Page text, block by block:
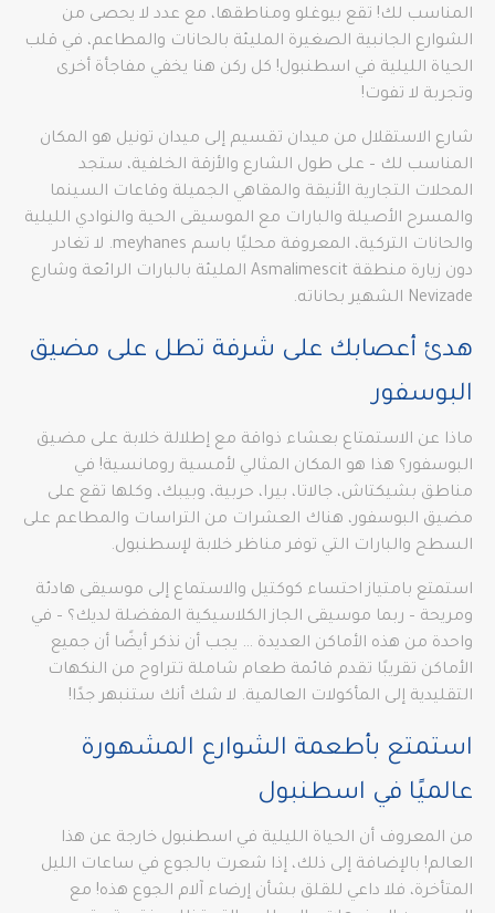
المناسب لك! تقع بيوغلو ومناطقها، مع عدد لا يحصى من
الشوارع الجانبية الصغيرة المليئة بالحانات والمطاعم، في قلب
الحياة الليلية في اسطنبول! كل ركن هنا يخفي مفاجأة أخرى
وتجربة لا تفوت!
شارع الاستقلال من ميدان تقسيم إلى ميدان تونيل هو المكان
المناسب لك – على طول الشارع والأزقة الخلفية، ستجد
المحلات التجارية الأنيقة والمقاهي الجميلة وقاعات السينما
والمسرح الأصيلة والبارات مع الموسيقى الحية والنوادي الليلية
والحانات التركية، المعروفة محليًا باسم meyhanes. لا تغادر
دون زيارة منطقة Asmalimescit المليئة بالبارات الرائعة وشارع
Nevizade الشهير بحاناته.
هدئ أعصابك على شرفة تطل على مضيق
البوسفور
ماذا عن الاستمتاع بعشاء ذواقة مع إطلالة خلابة على مضيق
البوسفور؟ هذا هو المكان المثالي لأمسية رومانسية! في
مناطق بشيكتاش، جالاتا، بيرا، حربية، وبيبك، وكلها تقع على
مضيق البوسفور، هناك العشرات من التراسات والمطاعم على
السطح والبارات التي توفر مناظر خلابة لإسطنبول.
استمتع بامتياز احتساء كوكتيل والاستماع إلى موسيقى هادئة
ومريحة – ربما موسيقى الجاز الكلاسيكية المفضلة لديك؟ – في
واحدة من هذه الأماكن العديدة … يجب أن نذكر أيضًا أن جميع
الأماكن تقريبًا تقدم قائمة طعام شاملة تتراوح من النكهات
التقليدية إلى المأكولات العالمية. لا شك أنك ستنبهر جدًا!
استمتع بأطعمة الشوارع المشهورة
عالميًا في اسطنبول
من المعروف أن الحياة الليلية في اسطنبول خارجة عن هذا
العالم! بالإضافة إلى ذلك، إذا شعرت بالجوع في ساعات الليل
المتأخرة، فلا داعي للقلق بشأن إرضاء آلام الجوع هذه! مع